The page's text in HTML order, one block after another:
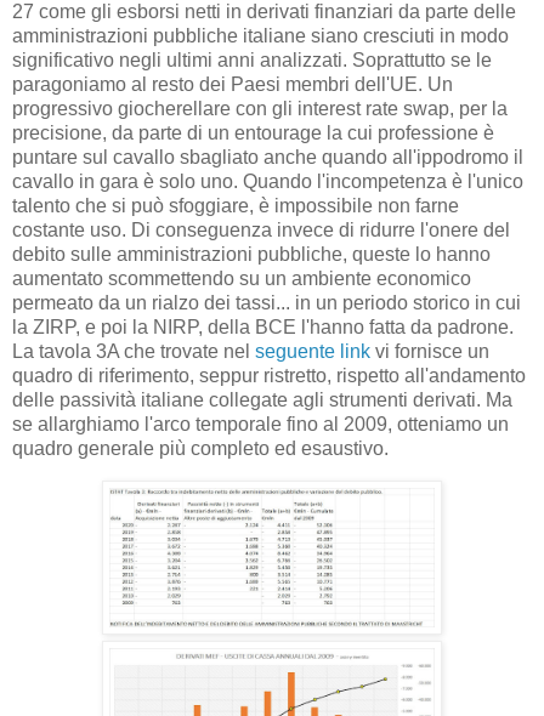
27 come gli esborsi netti in derivati finanziari da parte delle
amministrazioni pubbliche italiane siano cresciuti in modo
significativo negli ultimi anni analizzati. Soprattutto se le
paragoniamo al resto dei Paesi membri dell'UE. Un
progressivo giocherellare con gli interest rate swap, per la
precisione, da parte di un entourage la cui professione è
puntare sul cavallo sbagliato anche quando all'ippodromo il
cavallo in gara è solo uno. Quando l'incompetenza è l'unico
talento che si può sfoggiare, è impossibile non farne
costante uso. Di conseguenza invece di ridurre l'onere del
debito sulle amministrazioni pubbliche, queste lo hanno
aumentato scommettendo su un ambiente economico
permeato da un rialzo dei tassi... in un periodo storico in cui
la ZIRP, e poi la NIRP, della BCE l'hanno fatta da padrone.
La tavola 3A che trovate nel seguente link vi fornisce un
quadro di riferimento, seppur ristretto, rispetto all'andamento
delle passività italiane collegate agli strumenti derivati. Ma
se allarghiamo l'arco temporale fino al 2009, otteniamo un
quadro generale più completo ed esaustivo.